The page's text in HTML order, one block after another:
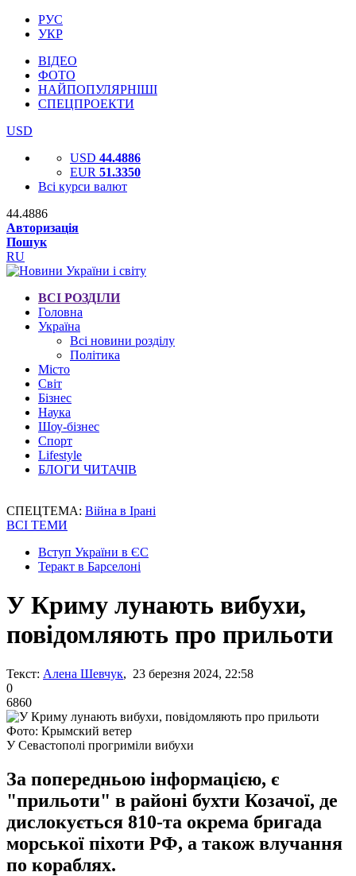
РУС
УКР
ВІДЕО
ФОТО
НАЙПОПУЛЯРНІШІ
СПЕЦПРОЕКТИ
USD
USD 44.4886
EUR 51.3350
Всі курси валют
44.4886
Авторизація
Пошук
RU
ВСІ РОЗДІЛИ
Головна
Україна
Всі новини розділу
Політика
Місто
Світ
Бізнес
Наука
Шоу-бізнес
Спорт
Lifestyle
БЛОГИ ЧИТАЧІВ
СПЕЦТЕМА: Війна в Ірані
ВСІ ТЕМИ
Вступ України в ЄС
Теракт в Барселоні
У Криму лунають вибухи,
повідомляють про прильоти
Текст: Алена Шевчук, 23 березня 2024, 22:58
0
6860
Фото: Крымский ветер
У Севастополі прогриміли вибухи
За попередньою інформацією, є
"прильоти" в районі бухти Козачої, де
дислокується 810-та окрема бригада
морської піхоти РФ, а також влучання
по кораблях.